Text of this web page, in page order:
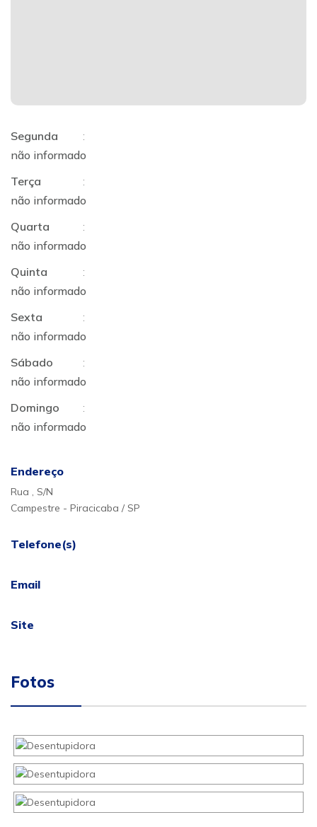
Segunda
:
não informado
Terça
:
não informado
Quarta
:
não informado
Quinta
:
não informado
Sexta
:
não informado
Sábado
:
não informado
Domingo
:
não informado
Endereço
Rua , S/N
Campestre - Piracicaba / SP
Telefone(s)
Email
Site
Fotos